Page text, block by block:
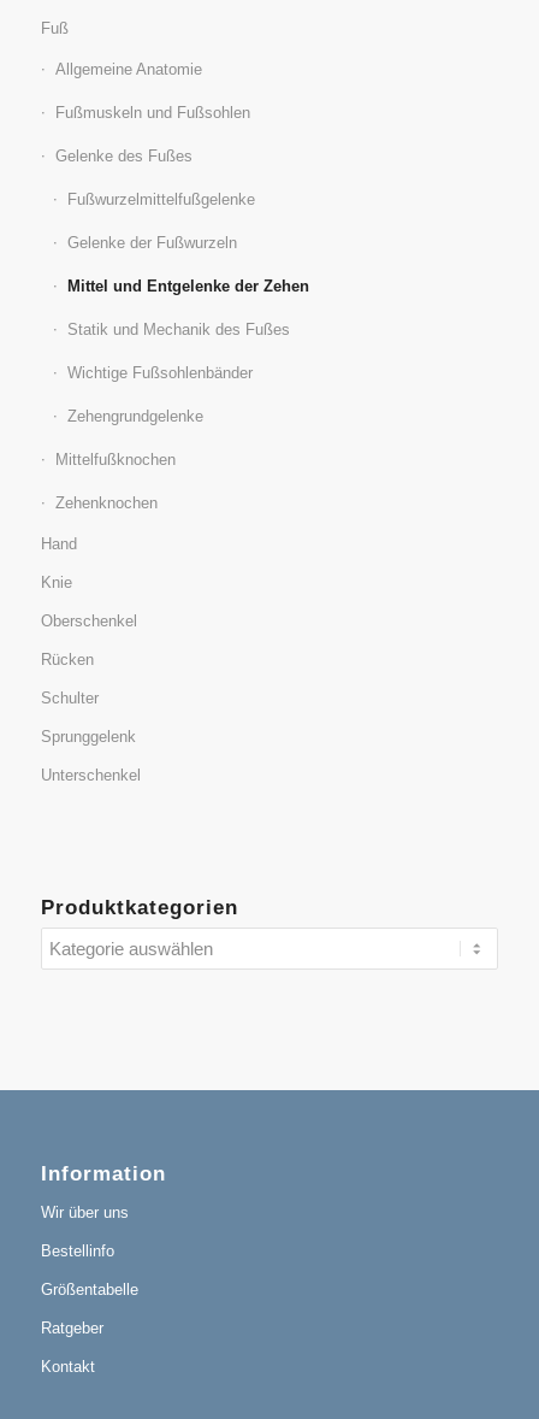
Fuß
Allgemeine Anatomie
Fußmuskeln und Fußsohlen
Gelenke des Fußes
Fußwurzelmittelfußgelenke
Gelenke der Fußwurzeln
Mittel und Entgelenke der Zehen
Statik und Mechanik des Fußes
Wichtige Fußsohlenbänder
Zehengrundgelenke
Mittelfußknochen
Zehenknochen
Hand
Knie
Oberschenkel
Rücken
Schulter
Sprunggelenk
Unterschenkel
Produktkategorien
Information
Wir über uns
Bestellinfo
Größentabelle
Ratgeber
Kontakt